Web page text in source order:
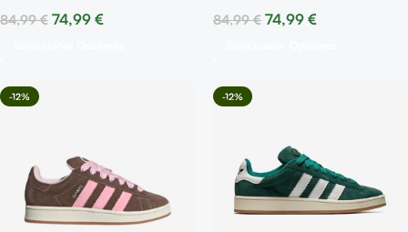
84,99€ 74,99 € 84,99€ 74,99 €
-12% -12%